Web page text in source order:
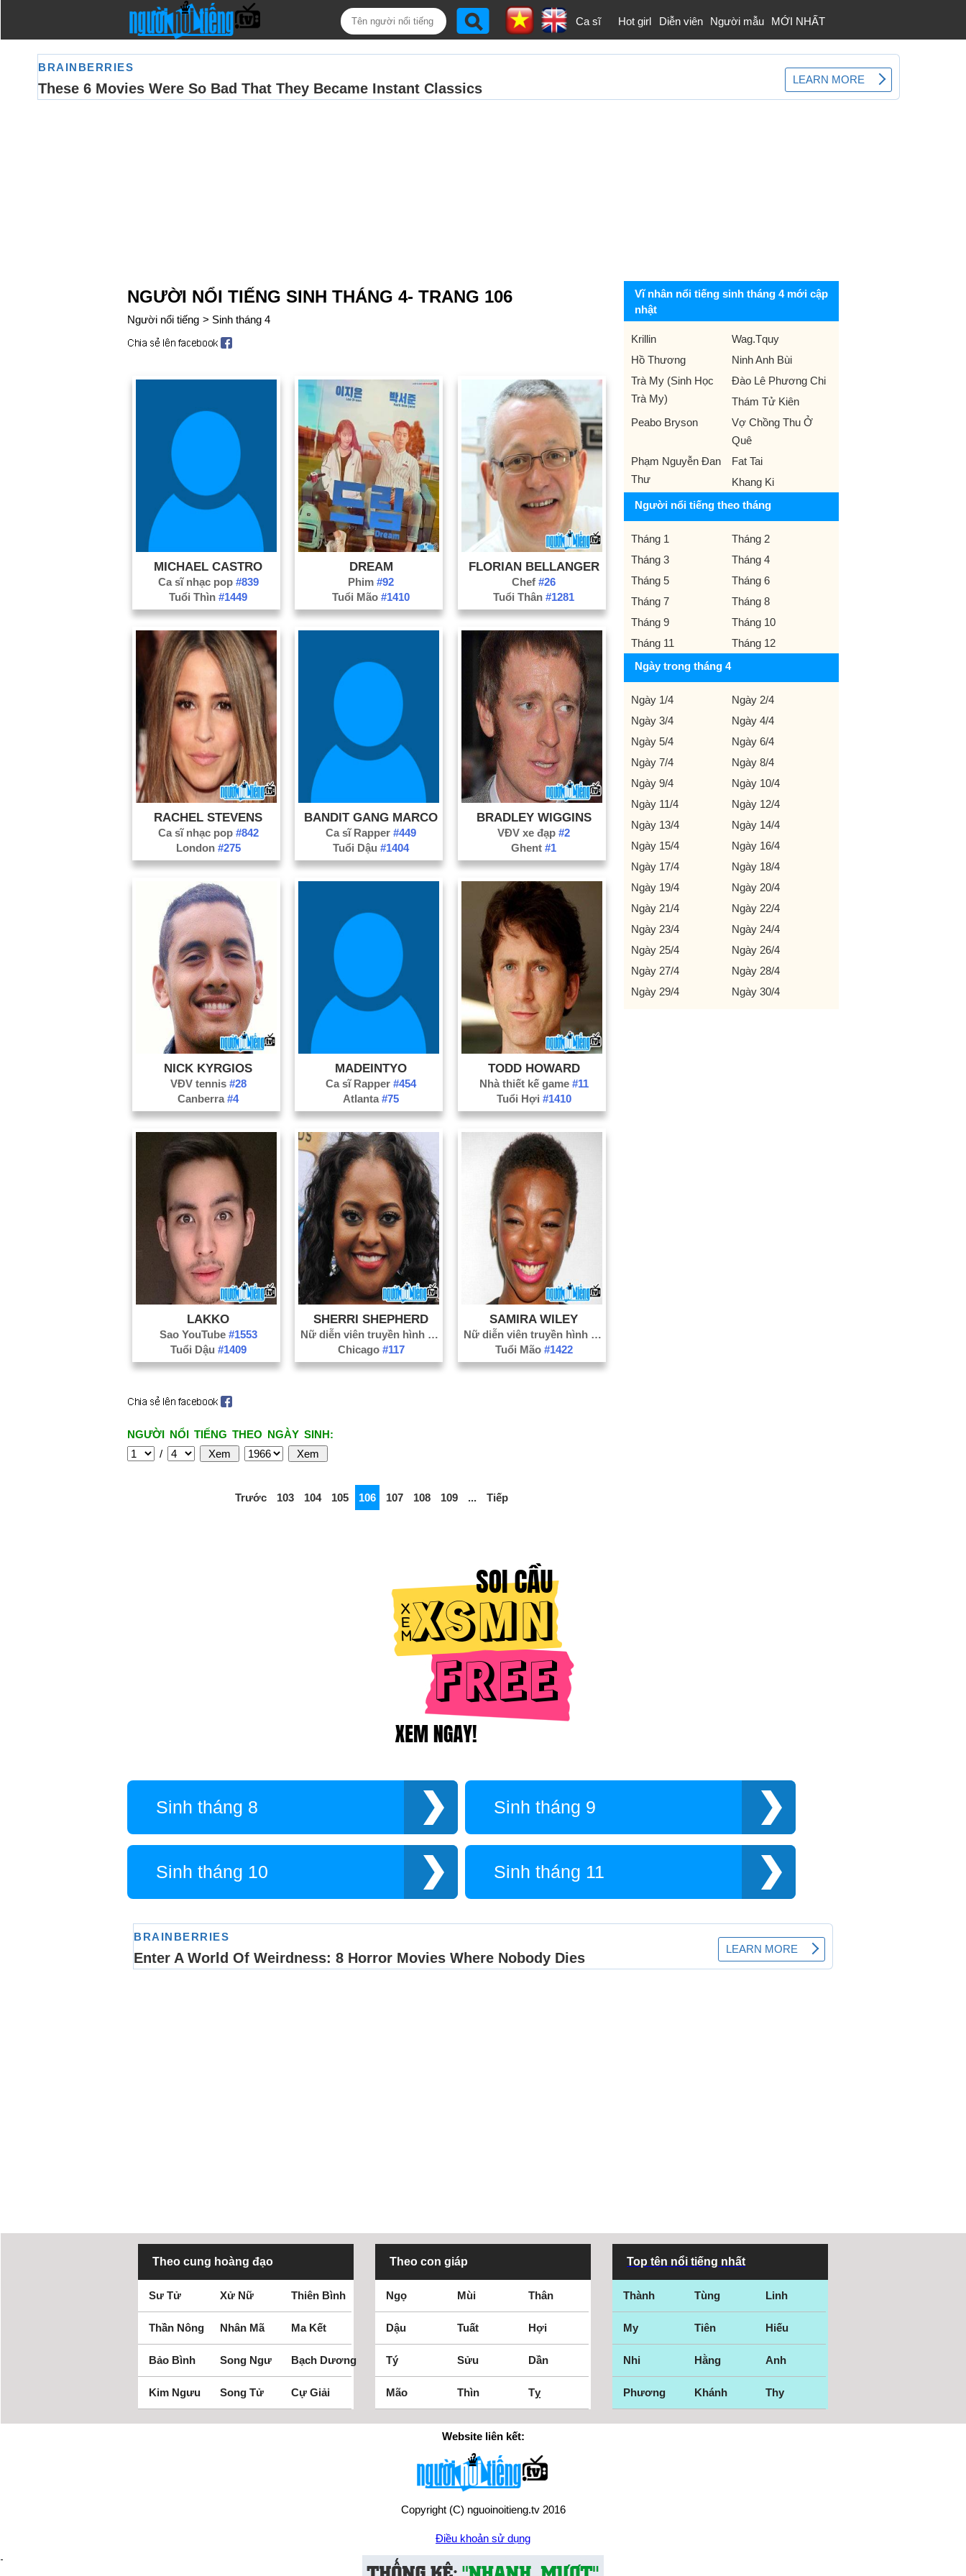
Ca sĩ Hot girl Diễn viên Người mẫu MỚI NHẤT
NGƯỜI NỔI TIẾNG SINH THÁNG 4- TRANG 106
Người nổi tiếng > Sinh tháng 4
MICHAEL CASTRO
Ca sĩ nhạc pop #839
Tuổi Thìn#1449
DREAM
Phim#92
Tuổi Mão#1410
FLORIAN BELLANGER
Chef#26
Tuổi Thân#1281
RACHEL STEVENS
Ca sĩ nhạc pop #842
London #275
BANDIT GANG MARCO
Ca sĩ Rapper#449
Tuổi Dậu#1404
BRADLEY WIGGINS
VĐV xe đạp#2
Ghent#1
NICK KYRGIOS
VĐV tennis #28
Canberra#4
MADEINTYO
Ca sĩ Rapper#454
Atlanta#75
TODD HOWARD
Nhà thiết kế game #11
Tuổi Hợi #1410
LAKKO
Sao YouTube #1553
Tuổi Dậu #1409
SHERRI SHEPHERD
Nữ diễn viên truyền hình
#852
Chicago #117
SAMIRA WILEY
Nữ diễn viên truyền hình
#853
Tuổi Mão #1422
NGƯỜI NỔI TIẾNG THEO NGÀY SINH:
/
Trước 103 104 105 106 107 108 109 ... Tiếp
Vĩ nhân nổi tiếng sinh tháng 4 mới cập
nhật
Krillin
Wag.Tquy
Hồ Thương
Ninh Anh Bùi
Trà My (Sinh Học
Trà My)
Đào Lê Phương Chi
Thám Tử Kiên
Peabo Bryson
Vợ Chồng Thu Ở
Quê
Phạm Nguyễn Đan
Thư
Fat Tai
Khang Ki
Người nổi tiếng theo tháng
Tháng 1
Tháng 2
Tháng 3
Tháng 4
Tháng 5
Tháng 6
Tháng 7
Tháng 8
Tháng 9
Tháng 10
Tháng 11
Tháng 12
Ngày trong tháng 4
Ngày 1/4
Ngày 2/4
Ngày 3/4
Ngày 4/4
Ngày 5/4
Ngày 6/4
Ngày 7/4
Ngày 8/4
Ngày 9/4
Ngày 10/4
Ngày 11/4
Ngày 12/4
Ngày 13/4
Ngày 14/4
Ngày 15/4
Ngày 16/4
Ngày 17/4
Ngày 18/4
Ngày 19/4
Ngày 20/4
Ngày 21/4
Ngày 22/4
Ngày 23/4
Ngày 24/4
Ngày 25/4
Ngày 26/4
Ngày 27/4
Ngày 28/4
Ngày 29/4
Ngày 30/4
Sinh tháng 8 Sinh tháng 9
Sinh tháng 10 Sinh tháng 11
Theo cung hoàng đạo
Sư Tử Xử Nữ Thiên Bình
Thần Nông Nhân Mã Ma Kết
Bảo Bình Song Ngư Bạch Dương
Kim Ngưu Song Tử Cự Giải
Theo con giáp
Ngọ Mùi Thân
Dậu Tuất Hợi
Tý Sửu Dần
Mão Thìn Tỵ
Top tên nổi tiếng nhất
Thành Tùng Linh
My Tiên Hiếu
Nhi Hằng Anh
Phương Khánh Thy
Website liên kết:
Copyright (C) nguoinoitieng.tv 2016
Điều khoản sử dụng